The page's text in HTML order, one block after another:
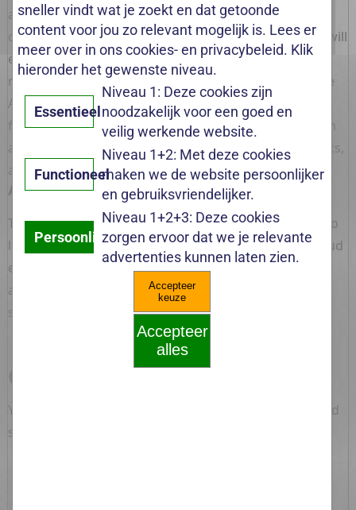
sneller vindt wat je zoekt en dat getoonde
content voor jou zo relevant mogelijk is. Lees er
meer over in ons cookies- en privacybeleid. Klik
hieronder het gewenste niveau.
Essentieel
Niveau 1: Deze cookies zijn
noodzakelijk voor een goed en
veilig werkende website.
Functioneel
Niveau 1+2: Met deze cookies
maken we de website persoonlijker
en gebruiksvriendelijker.
Persoonlijk
Niveau 1+2+3: Deze cookies
zorgen ervoor dat we je relevante
advertenties kunnen laten zien.
Accepteer
keuze
Accepteer
alles